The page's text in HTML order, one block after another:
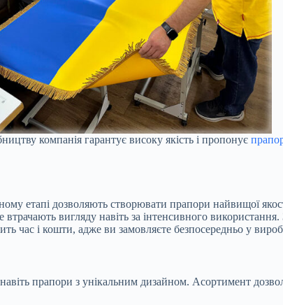
компанія гарантує високу якість і пропонує
етапі дозволяють створювати прапори найвищої
вигляду навіть за інтенсивного
час і кошти, адже ви замовляєте безпосередньо у
прапори з унікальним дизайном. Асортимент